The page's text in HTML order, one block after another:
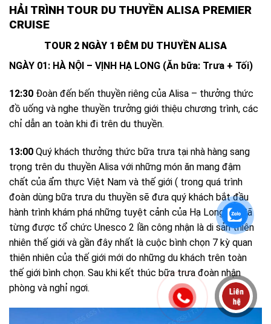
HẢI TRÌNH TOUR DU THUYỀN ALISA PREMIER
CRUISE
TOUR 2 NGÀY 1 ĐÊM DU THUYỀN ALISA
NGÀY 01: HÀ NỘI – VỊNH HẠ LONG (Ăn bữa: Trưa + Tối)
12:30 Đoàn đến bến thuyền riêng của Alisa – thưởng thức
đồ uống và nghe thuyền trưởng giới thiệu chương trình, các
chỉ dẫn an toàn khi đi trên du thuyền.
13:00 Quý khách thưởng thức bữa trưa tại nhà hàng sang
trọng trên du thuyền Alisa với những món ăn mang đậm
chất của ẩm thực Việt Nam và thế giới ( trong quá trình
đoàn dùng bữa trưa du thuyền sẽ đưa quý khách bắt đầu
hành trình khám phá những tuyệt cảnh của Hạ Long nơi đã
từng được tổ chức Unesco 2 lần công nhận là di sản thiên
nhiên thế giới và gần đây nhất là cuộc bình chọn 7 kỳ quan
thiên nhiên của thế giới mới do những du khách trên toàn
thế giới bình chọn. Sau khi kết thúc bữa trưa đoàn nhận
phòng và nghỉ ngơi.